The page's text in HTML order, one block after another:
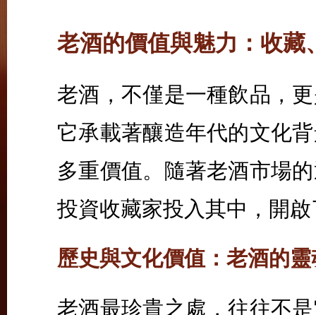
老酒的價值與魅力：收
老酒，不僅是一種飲品，
它承載著釀造年代的文化
多重價值。隨著老酒市場
投資收藏家投入其中，開
歷史與文化價值：老酒的
老酒最珍貴之處，往往不